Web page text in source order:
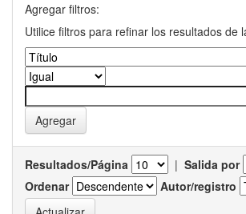
Agregar filtros:
Utilice filtros para refinar los resultados de
Resultados/Página | Salida por
Ordenar
Autor/registro